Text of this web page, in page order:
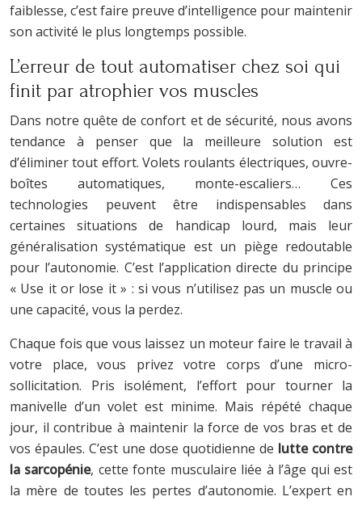
faiblesse, c’est faire preuve d’intelligence pour maintenir
son activité le plus longtemps possible.
L’erreur de tout automatiser chez soi qui
finit par atrophier vos muscles
Dans notre quête de confort et de sécurité, nous avons
tendance à penser que la meilleure solution est
d’éliminer tout effort. Volets roulants électriques, ouvre-
boîtes automatiques, monte-escaliers… Ces
technologies peuvent être indispensables dans
certaines situations de handicap lourd, mais leur
généralisation systématique est un piège redoutable
pour l’autonomie. C’est l’application directe du principe
« Use it or lose it » : si vous n’utilisez pas un muscle ou
une capacité, vous la perdez.
Chaque fois que vous laissez un moteur faire le travail à
votre place, vous privez votre corps d’une micro-
sollicitation. Pris isolément, l’effort pour tourner la
manivelle d’un volet est minime. Mais répété chaque
jour, il contribue à maintenir la force de vos bras et de
vos épaules. C’est une dose quotidienne de lutte contre
la sarcopénie, cette fonte musculaire liée à l’âge qui est
la mère de toutes les pertes d’autonomie. L’expert en